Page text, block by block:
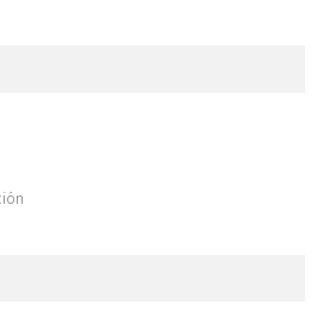
mediante cirugía de mínima
y tobillo en Bolivia
el África profunda
de Medicina y Cirugía del Pie y